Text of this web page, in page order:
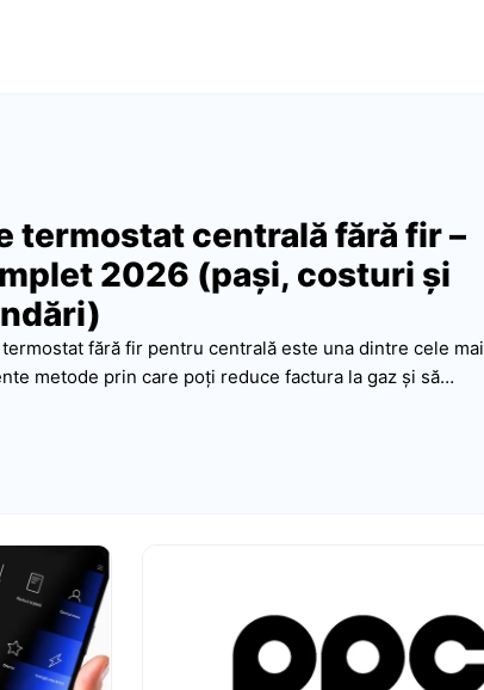
termostat centrală fără fir –
2026 (pași, costuri și
fără fir pentru centrală este una dintre cele mai
metode prin care poți reduce factura la gaz și să…